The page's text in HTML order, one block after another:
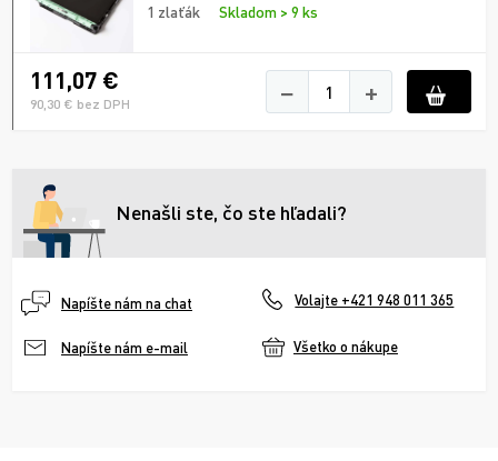
1 zlaťák Skladom > 9 ks
111,07 €
90,30 € bez DPH − +
Nenašli ste, čo ste hľadali?
Napíšte nám na chat Volajte +421 948 011 365
Napíšte nám e-mail Všetko o nákupe